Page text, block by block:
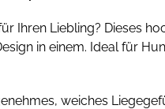
Ihren Liebling? Dieses
in einem. Ideal für
weiches